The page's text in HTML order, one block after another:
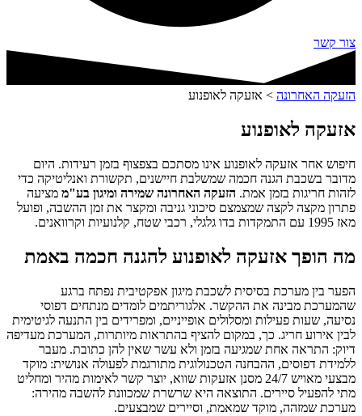
צור קשר
הזעקה האחרונה > אזעקה לאופנוע
אזעקה לאופנוע
חיפוש אחר אזעקה לאופנוע אינו מסתכם בצפצוף בזמן רעידות. היום
מדובר בשכבת הגנה חכמה שמשלבת חיישנים, תקשורת ואנליטיקה כדי
לזהות חריגות בזמן אמת. הזעקה האחרונה שמירה ומיגון בע"מ מציעה
פתרון מקצה לקצה שמצמצם סיכוני גניבה ומקצר את זמן ההשבה, ופועל
מאז 1995 עם התמקדות בדו גלגלי, רכבי שטח, קלנועיות וקרוואנים.
מה הופך אזעקה לאופנוע להגנה חכמה באמת
הפער בין מערכת בסיסית לשכבת מיגון אפקטיבית נפתח ברגע
שהמערכת מבינה את ההקשר. אלגוריתמים לומדים מנתחים דפוסי
נסיעה, שעות פעילות ומסלולים אופייניים, ומפרידים בין התנעה לגיטימית
לבין אירוע חריג. כך, במקום להציף בהתראות מיותרות, המערכת מעדיפה
דיוק: התראה אחת שמגיעה בזמן ולא עשר שאין להן כתובת. מעבר
ללמידת דפוסים, ההבחנה הטכנולוגית מתורגמת לפעולה אנושית: מוקד
מבצעי מאויש 24/7 מסנן אזעקות שווא, יוצר קשר לאימות מהיר ומחליט
מתי להפעיל סיירים. התוצאה היא שרשרת שמכוונת להשבה מהירה:
מערכת שמזהה, מוקד שמאמת, וסיירים שמבצעים.